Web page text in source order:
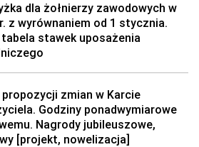
dla żołnierzy zawodowych w
z wyrównaniem od 1 stycznia.
tabela stawek uposażenia
zmian w Karcie
Godziny ponadwymiarowe
Nagrody jubileuszowe,
[projekt, nowelizacja]